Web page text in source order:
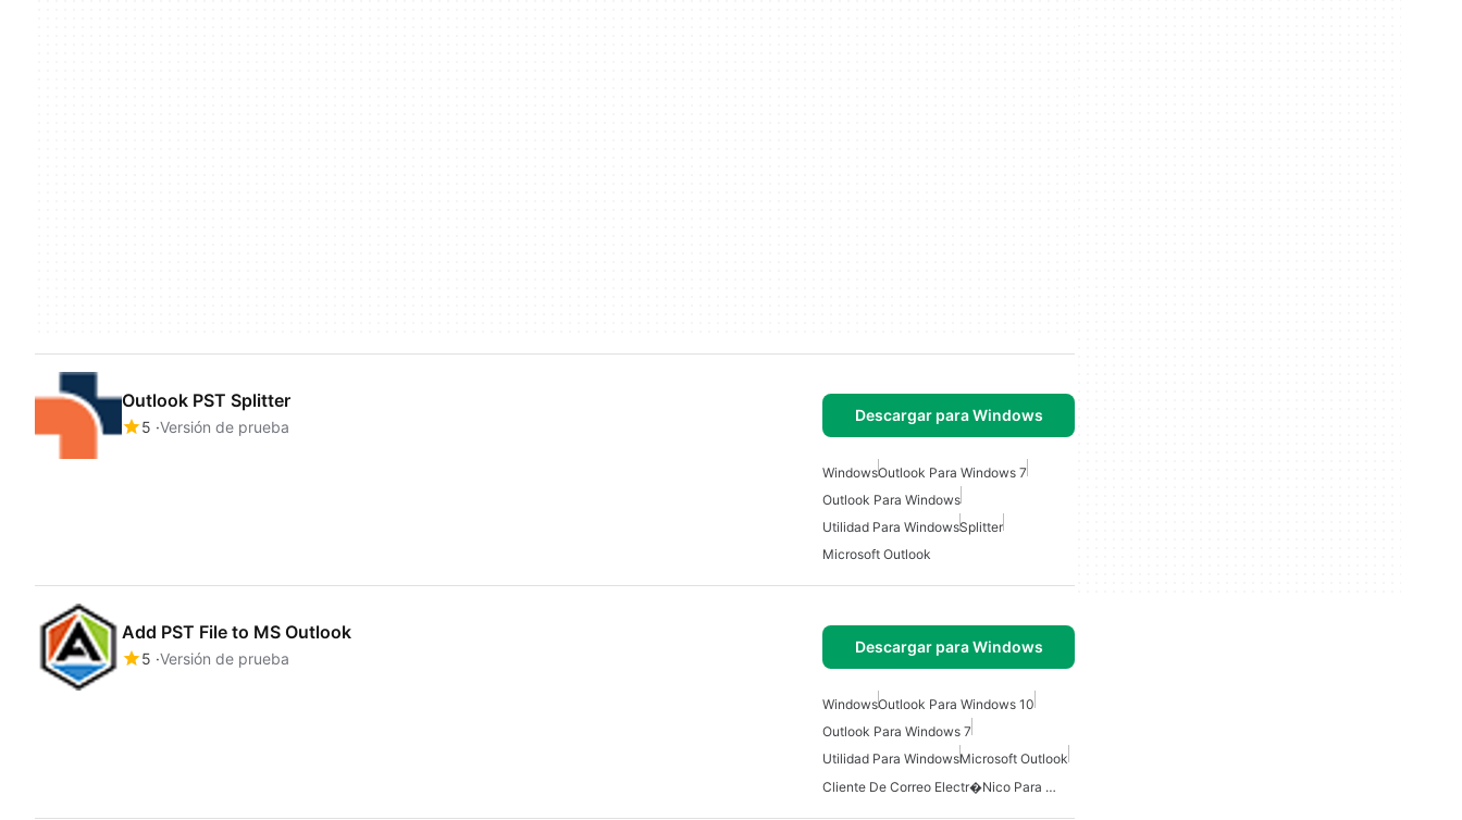
Outlook PST Splitter
5 Versión de prueba
Descargar para Windows
WindowsOutlook Para Windows 7
Outlook Para Windows
Utilidad Para WindowsSplitter
Microsoft Outlook
Add PST File to MS Outlook
5 Versión de prueba
Descargar para Windows
WindowsOutlook Para Windows 10
Outlook Para Windows 7
Utilidad Para WindowsMicrosoft Outlook
Cliente De Correo Electr�nico Para Windows